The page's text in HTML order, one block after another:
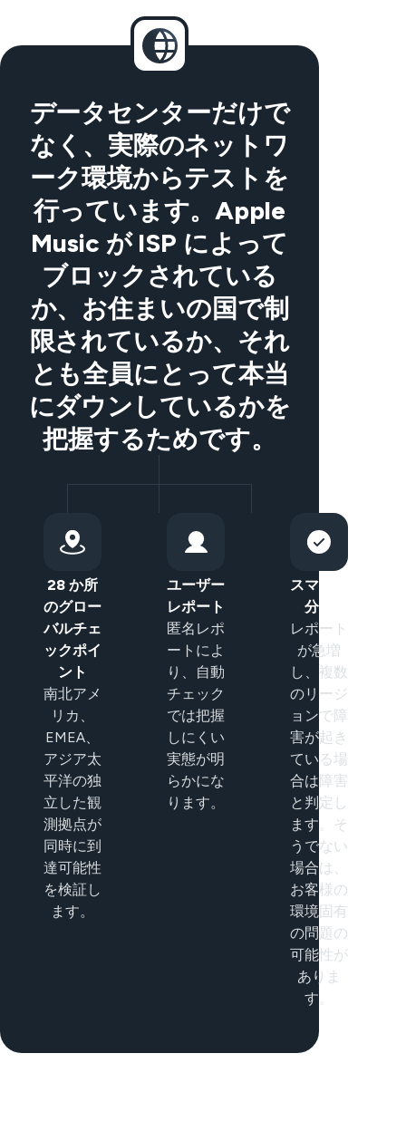
データセンターだけで
なく、実際のネットワ
ーク環境からテストを
行っています。Apple
Music が ISP によって
ブロックされている
か、お住まいの国で制
限されているか、それ
とも全員にとって本当
にダウンしているかを
把握するためです。
28 か所
のグロー
バルチェ
ックポイ
ント
南北アメ
リカ、
EMEA、
アジア太
平洋の独
立した観
測拠点が
同時に到
達可能性
を検証し
ます。
ユーザー
レポート
匿名レポ
ートによ
り、自動
チェック
では把握
しにくい
実態が明
らかにな
ります。
スマート
分類
レポート
が急増
し、複数
のリージ
ョンで障
害が起き
ている場
合は障害
と判定し
ます。そ
うでない
場合は、
お客様の
環境固有
の問題の
可能性が
ありま
す。